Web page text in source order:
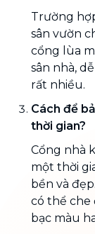
Trường
sân vườn
cổng lùa
sân nhà,
rất nhiều.
Cách để
thời gian?
Cổng nhà
một thời
bền và
có thể che
bạc màu